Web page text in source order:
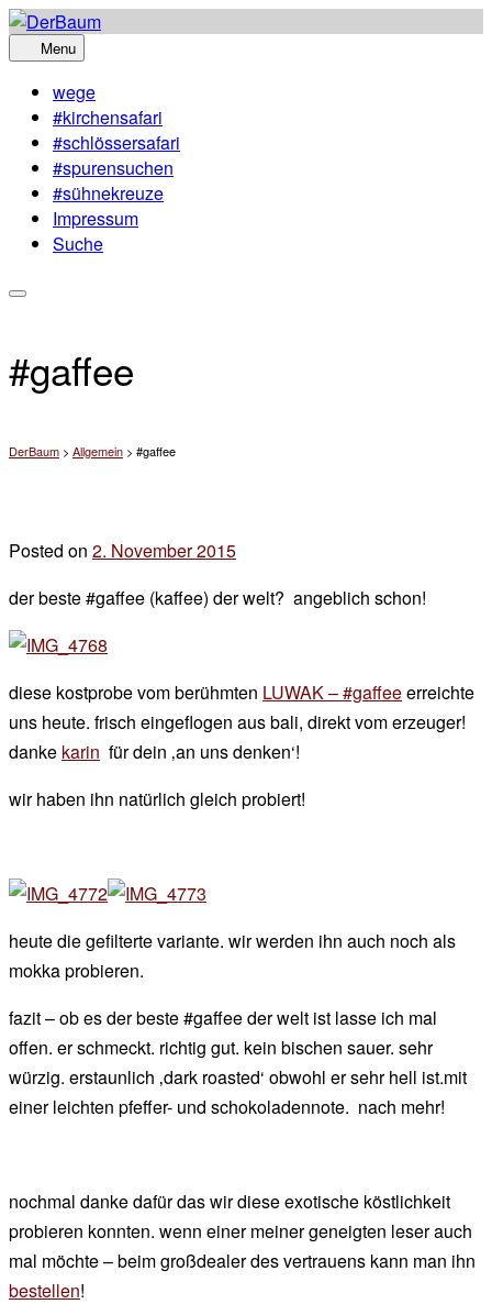
Skip
to
Menu
wege
#kirchensafari
#schlössersafari
#spurensuchen
#sühnekreuze
Impressum
Suche
#gaffee
DerBaum > Allgemein > #gaffee
Posted on 2. November 2015
chef
der beste #gaffee (kaffee) der welt? angeblich schon!
diese kostprobe vom berühmten LUWAK – #gaffeeerreichte
uns heute. frisch eingeflogen aus bali, direkt vom erzeuger!
danke karin für dein ‚an uns denken‘!
wir haben ihn natürlich gleich probiert!
heute die gefilterte variante. wir werden ihn auch noch als
mokka probieren.
fazit – ob es der beste #gaffee der welt ist lasse ich mal
offen. er schmeckt. richtig gut. kein bischen sauer. sehr
würzig. erstaunlich ‚dark roasted‘ obwohl er sehr hell ist.mit
einer leichten pfeffer- und schokoladennote. nach mehr!
nochmal danke dafür das wir diese exotische köstlichkeit
probieren konnten. wenn einer meiner geneigten leser auch
mal möchte – beim großdealer des vertrauens kann man ihn
bestellen!